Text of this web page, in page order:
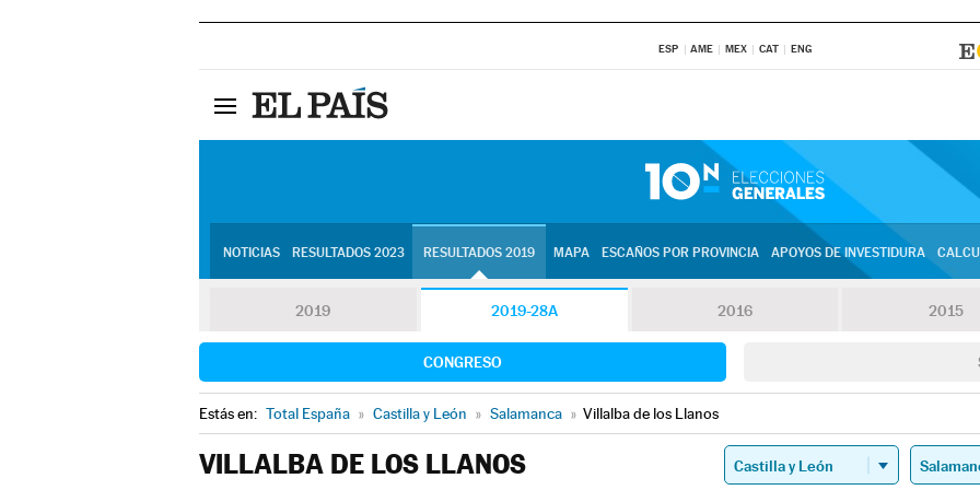
ESP AME MEX CAT ENG
NOTICIAS RESULTADOS 2023 RESULTADOS 2019 MAPA ESCAÑOS POR PROVINCIA APOYOS DE INVESTIDURA
2019 2019-28A 2016 2015
CONGRESO
Estás en: Total España » Castilla y León » Salamanca » Villalba de los Llanos
VILLALBA DE LOS LLANOS